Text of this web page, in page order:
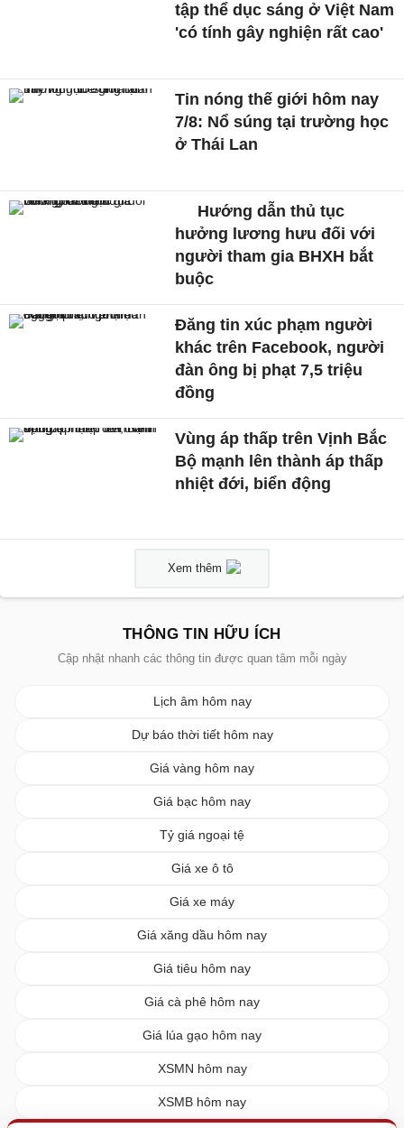
tập thể dục sáng ở Việt Nam
'có tính gây nghiện rất cao'
Tin nóng thế giới hôm nay
7/8: Nổ súng tại trường học
ở Thái Lan
Hướng dẫn thủ tục
hưởng lương hưu đối với
người tham gia BHXH bắt
buộc
Đăng tin xúc phạm người
khác trên Facebook, người
đàn ông bị phạt 7,5 triệu
đồng
Vùng áp thấp trên Vịnh Bắc
Bộ mạnh lên thành áp thấp
nhiệt đới, biển động
Xem thêm
THÔNG TIN HỮU ÍCH
Cập nhật nhanh các thông tin được quan tâm mỗi ngày
Lịch âm hôm nay
Dự báo thời tiết hôm nay
Giá vàng hôm nay
Giá bạc hôm nay
Tỷ giá ngoại tệ
Giá xe ô tô
Giá xe máy
Giá xăng dầu hôm nay
Giá tiêu hôm nay
Giá cà phê hôm nay
Giá lúa gạo hôm nay
XSMN hôm nay
XSMB hôm nay